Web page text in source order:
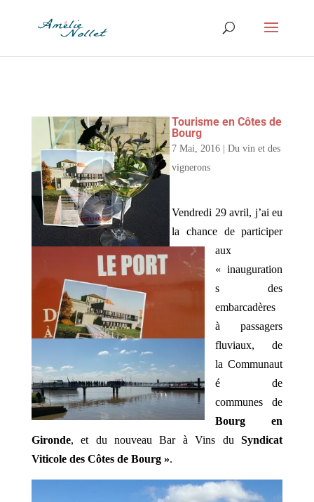
Tourisme en Côtes de
Bourg
7 Mai, 2016 |Du vin et des
vignerons
Vendredi 29 avril, j’ai eu
la chance de participer
aux
« inauguration
s des
embarcadères
à passagers
fluviaux, de
la Communaut
é de
communes de
Bourg en
Gironde, et du nouveau Bar à Vins duSyndicat
Viticole des Côtes de Bourg ».